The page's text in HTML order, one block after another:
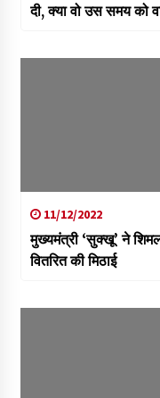
दी, क्या वो उस समय को
11/12/2022
मुख्यमंत्री ‘सुक्खू’ ने
वितरित की मिठाई